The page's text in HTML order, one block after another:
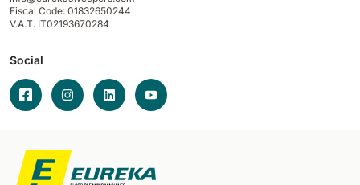
Fiscal Code: 01832650244
V.A.T. IT02193670284
Social